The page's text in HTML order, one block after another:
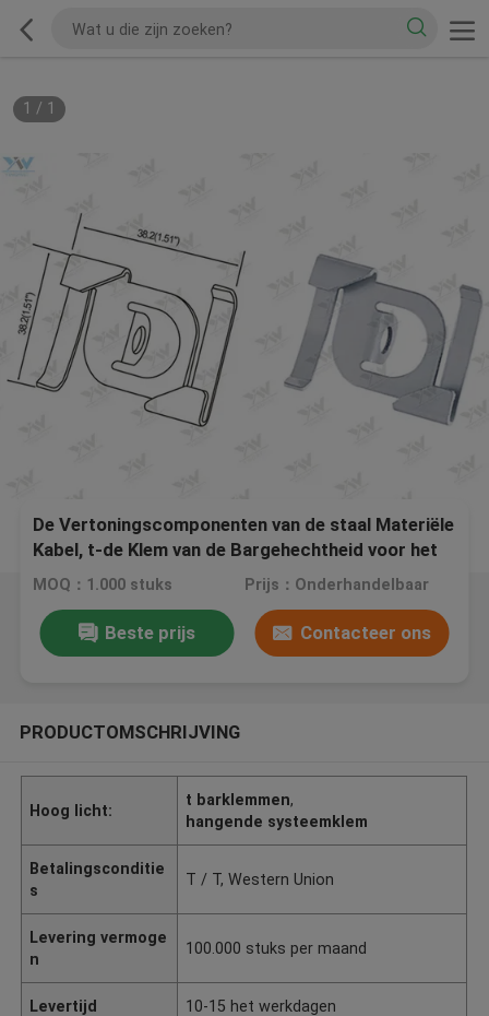
1 / 1
De Vertoningscomponenten van de staal Materiële
Kabel, t-de Klem van de Bargehechtheid voor het
Opschorten van Tekens
MOQ：1.000 stuks Prijs：Onderhandelbaar
Beste prijs Contacteer ons
PRODUCTOMSCHRIJVING
Hoog licht:
t barklemmen,
hangende systeemklem
Betalingsconditie
s
T / T, Western Union
Levering vermoge
n
100.000 stuks per maand
Levertijd 10-15 het werkdagen